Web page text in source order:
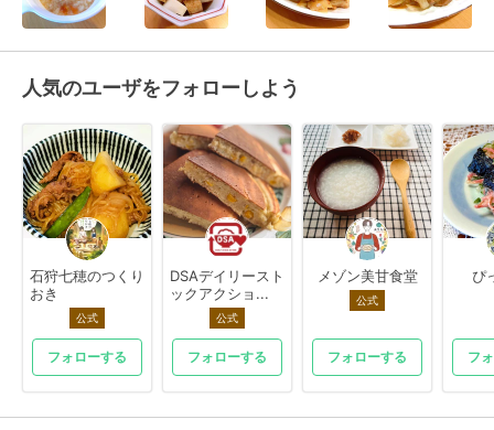
人気のユーザをフォローしよう
石狩七穂のつくり
おき
公式
フォローする
DSAデイリースト
ックアクショ...
公式
フォローする
メゾン美甘食堂
公式
フォローする
ぴ
フ